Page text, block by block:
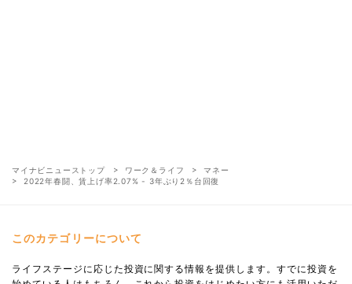
マイナビニューストップ ワーク＆ライフ
マネー
2022年春闘、賃上げ率2.07% - 3年ぶり2％台回復
このカテゴリーについて
ライフステージに応じた投資に関する情報を提供します。すでに投資を